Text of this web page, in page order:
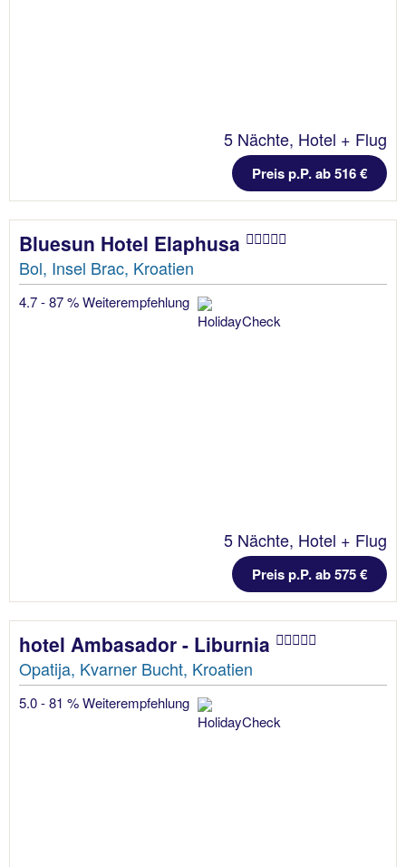
5 Nächte, Hotel + Flug
Preis p.P. ab 516 €
Bluesun Hotel Elaphusa
Bol, Insel Brac, Kroatien
4.7 - 87 % Weiterempfehlung
5 Nächte, Hotel + Flug
Preis p.P. ab 575 €
hotel Ambasador - Liburnia
Opatija, Kvarner Bucht, Kroatien
5.0 - 81 % Weiterempfehlung